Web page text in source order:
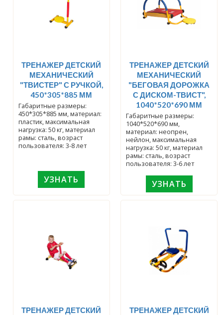
ТРЕНАЖЕР ДЕТСКИЙ
МЕХАНИЧЕСКИЙ
"ТВИСТЕР" С РУЧКОЙ,
450*305*885 ММ
Габаритные размеры:
450*305*885 мм, материал:
пластик, максимальная
нагрузка: 50 кг, материал
рамы: сталь, возраст
пользователя: 3-8 лет
УЗНАТЬ
ТРЕНАЖЕР ДЕТСКИЙ
МЕХАНИЧЕСКИЙ
"БЕГОВАЯ ДОРОЖКА
С ДИСКОМ-ТВИСТ",
1040*520*690 ММ
Габаритные размеры:
1040*520*690 мм,
материал: неопрен,
нейлон, максимальная
нагрузка: 50 кг, материал
рамы: сталь, возраст
пользователя: 3-6 лет
УЗНАТЬ
ТРЕНАЖЕР ДЕТСКИЙ
ТРЕНАЖЕР ДЕТСКИЙ